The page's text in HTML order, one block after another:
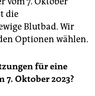
die
Blutbad. Wir
Optionen wählen.
für eine
7. Oktober 2023?